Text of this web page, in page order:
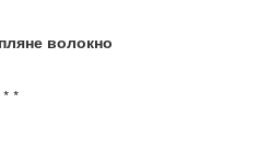
волокно
*